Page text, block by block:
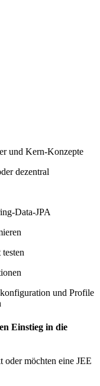
und Kern-Konzepte
dezentral
Data-JPA
und Profile
Einstieg in die
oder möchten eine JEE